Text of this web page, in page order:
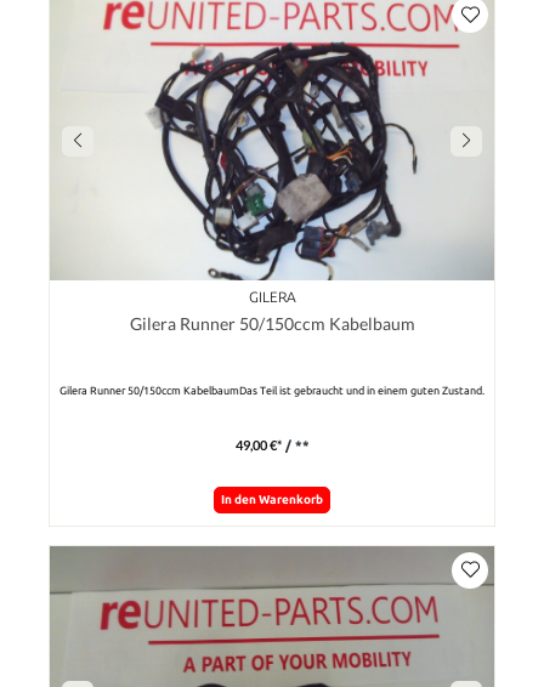
GILERA
Gilera Runner 50/150ccm Kabelbaum
Gilera Runner 50/150ccm KabelbaumDas Teil ist gebraucht und in einem guten Zustand.
49,00 €* / **
In den Warenkorb